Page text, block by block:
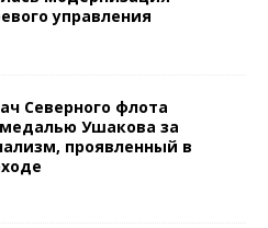
управления
Северного флота
Ушакова за
проявленный в